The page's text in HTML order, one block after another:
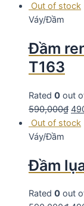
Out of stock
Váy/Đầm
Đầm
T163
Rated 0 out
590,000₫
Out of stock
Váy/Đầm
Đầm
Rated 0 out